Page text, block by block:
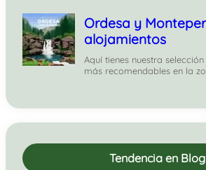
Tendencia en Blog